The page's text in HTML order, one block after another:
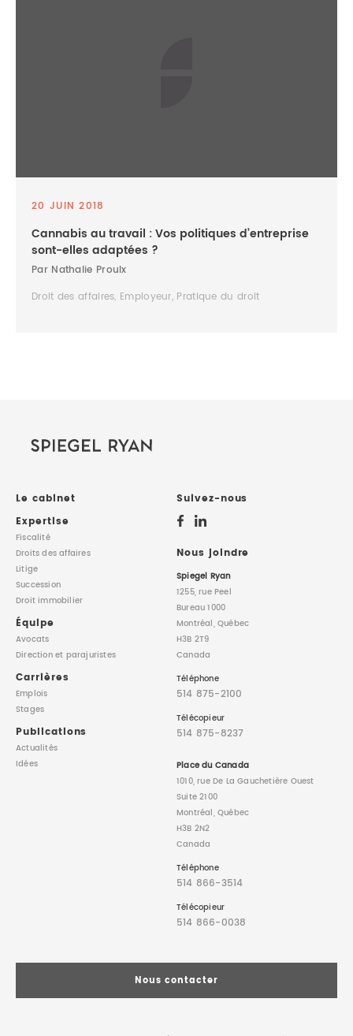
20 JUIN 2018
Cannabis au travail : Vos politiques d’entreprise
sont-elles adaptées ?
Par Nathalie Proulx
Droit des affaires, Employeur, Pratique du droit
Le cabinet
Expertise
Fiscalité
Droits des affaires
Litige
Succession
Droit immobilier
Équipe
Avocats
Directionet parajuristes
Carrières
Emplois
Stages
Publications
Actualités
Idées
Suivez-nous
Nous joindre
Spiegel Ryan
1255, rue Peel
Bureau 1000
Montréal, Québec
H3B 2T9
Canada
Téléphone
514 875-2100
Télécopieur
514 875-8237
Place du Canada
1010, rue De La Gauchetière Ouest
Suite 2100
Montréal, Québec
H3B 2N2
Canada
Téléphone
514 866-3514
Télécopieur
514 866-0038
Nous contacter